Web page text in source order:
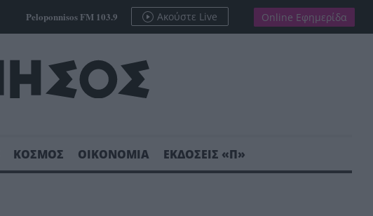
Peloponnisos FM 103.9 Ακούστε Live Online Εφημερίδα
ΚΟΣΜΟΣ ΟΙΚΟΝΟΜΙΑ ΕΚΔΟΣΕΙΣ «Π»